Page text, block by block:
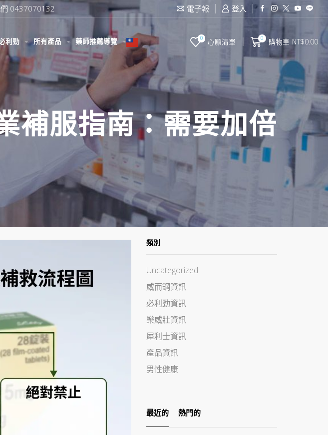
幣免運費 電子報 登入
利勁 所有產品 藥師推薦導覽 0 心願清單 0 購物車 NT$0.00
補服指南：需要加倍
類別
Uncategorized
威而鋼資訊
必利勁資訊
樂威壯資訊
犀利士資訊
產品資訊
男性健康
最近的 熱門的